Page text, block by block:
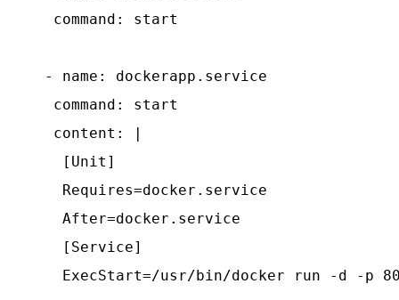
   command: start
  - name: dockerapp.service
   command: start
   content: |
    [Unit]
    Requires=docker.service
    After=docker.service
    [Service]
ExecStart=/usr/bin/docker run -d -p